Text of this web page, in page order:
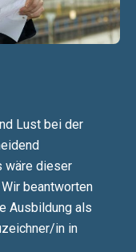
Lust bei der
wäre dieser
beantworten
Ausbildung als
in in